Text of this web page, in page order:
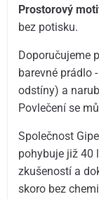
Prostorový
bez potisku.
Doporučujeme
barevné prádlo
odstíny) a
Povlečení se
Společnost
pohybuje již 40
zkušeností a
skoro bez